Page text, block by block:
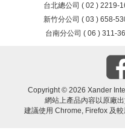
台北總公司 ( 02 ) 2219-
新竹分公司 ( 03 ) 658-
台南分公司 ( 06 ) 311-
Copyright © 2026 Xander
網站上產品內容以原廠
建議使用 Chrome, Firefox 及